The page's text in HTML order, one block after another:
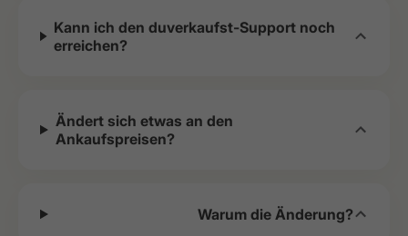
Kann ich den duverkaufst-Support noch
erreichen?
Ändert sich etwas an den
Ankaufspreisen?
Warum die Änderung?